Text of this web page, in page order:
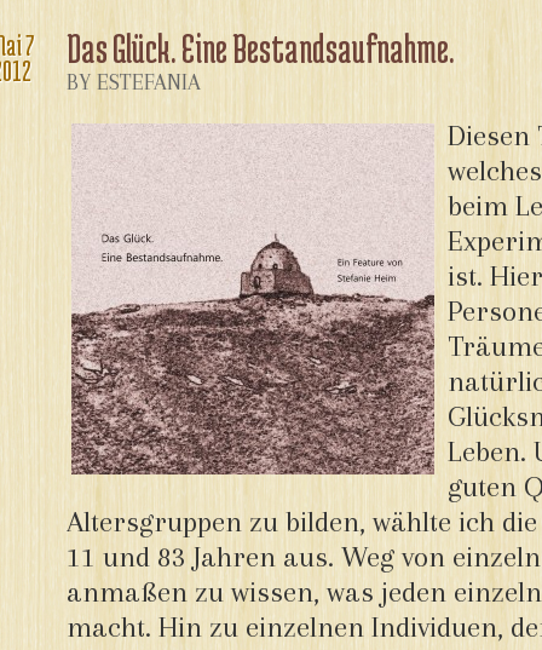
7
Das Glück. Eine Bestandsaufnahme.
BY ESTEFANIA
Diesen
beim
ist.
Leben.
guten
Altersgruppen zu bilden, wählte ich
11 und 83 Jahren aus. Weg von
anmaßen zu wissen, was jeden
macht. Hin zu einzelnen Individuen,